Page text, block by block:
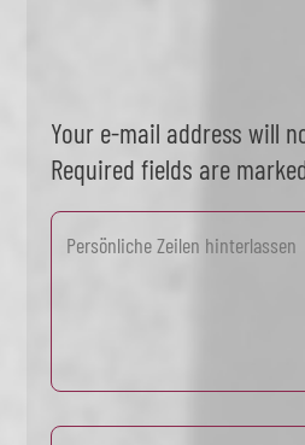
Your e-mail address will
Required fields are